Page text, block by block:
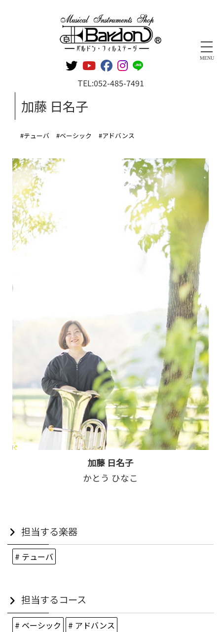
MENU
TEL:052-485-7491
加藤 日名子
#テューバ #ベーシック #アドバンス
加藤 日名子
かとう ひなこ
担当する楽器
# テューバ
担当するコース
# ベーシック # アドバンス